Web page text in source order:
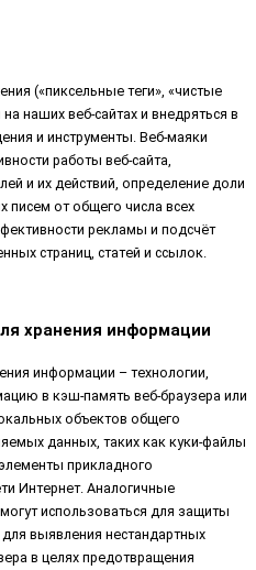
(«пиксельные теги», «чистые
наших веб-сайтах и внедряться в
и инструменты. Веб-маяки
работы веб-сайта,
и их действий, определение доли
писем от общего числа всех
рекламы и подсчёт
страниц, статей и ссылок.
хранения информации
информации – технологии,
в кэш-память веб-браузера или
объектов общего
данных, таких как куки-файлы
прикладного
Интернет. Аналогичные
использоваться для защиты
выявления нестандартных
в целях предотвращения